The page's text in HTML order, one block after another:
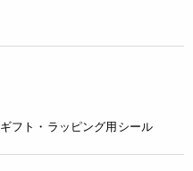
ギフト・ラッピング用シール